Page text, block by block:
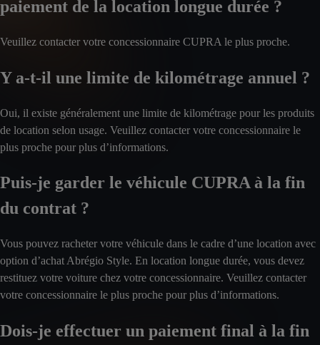
paiement de la location longue durée ?
Veuillez contacter votre concessionnaire CUPRA le plus proche.
Y a-t-il une limite de kilométrage annuel ?
Oui, il existe généralement une limite de kilométrage pour les produits
de location selon usage. Veuillez contacter votre concessionnaire le
plus proche pour plus d’informations.
Puis-je garder le véhicule CUPRA à la fin
du contrat ?
Vous pouvez racheter votre véhicule dans le cadre d’une location avec
option d’achat Abrégio Style. En location longue durée, vous devez
restituez votre voiture chez votre concessionnaire. Veuillez contacter
votre concessionnaire le plus proche pour plus d’informations.
Dois-je effectuer un paiement final à la fin